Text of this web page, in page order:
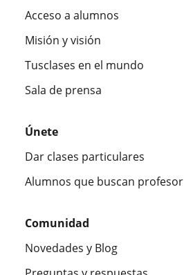
Acceso a alumnos
Misión y visión
Tusclases en el mundo
Sala de prensa
Únete
Dar clases particulares
Alumnos que buscan profesor
Comunidad
Novedades y Blog